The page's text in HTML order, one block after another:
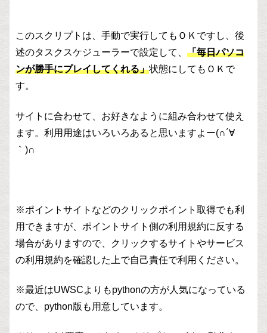
このスクリプトは、手動で実行してもＯＫですし、後
述のタスクスケジューラーで設定して、 「毎日パソコ
ンが勝手にプレイしてくれる」状態にしてもＯＫで
す。
サイトに合わせて、お好きなように組み合わせて使え
ます。利用用途はいろいろあると思いますよー(∩´∀
｀)∩
※ポイントサイトなどのクリックポイント取得でも利
用できますが、ポイントサイト側の利用規約に反する
場合がありますので、クリックするサイトやサービス
の利用規約を確認した上で自己責任で利用ください。
※最近はUWSCよりもpythonの方が人気になっている
ので、python版も用意しています。